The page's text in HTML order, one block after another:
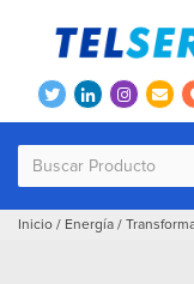
Inicio / Energía /